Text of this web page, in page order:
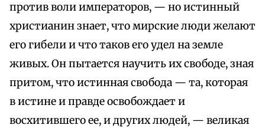
против воли императоров, — но истинный
христианин знает, что мирские люди желают
его гибели и что таков его удел на земле
живых. Он пытается научить их свободе, зная
притом, что истинная свобода — та, которая
в истине и правде освобождает и
восхитившего ее, и других людей, — великая